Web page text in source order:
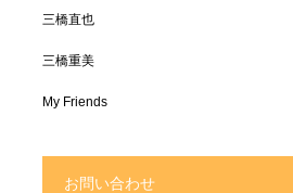
三橋直也
三橋重美
My Friends
お問い合わせ